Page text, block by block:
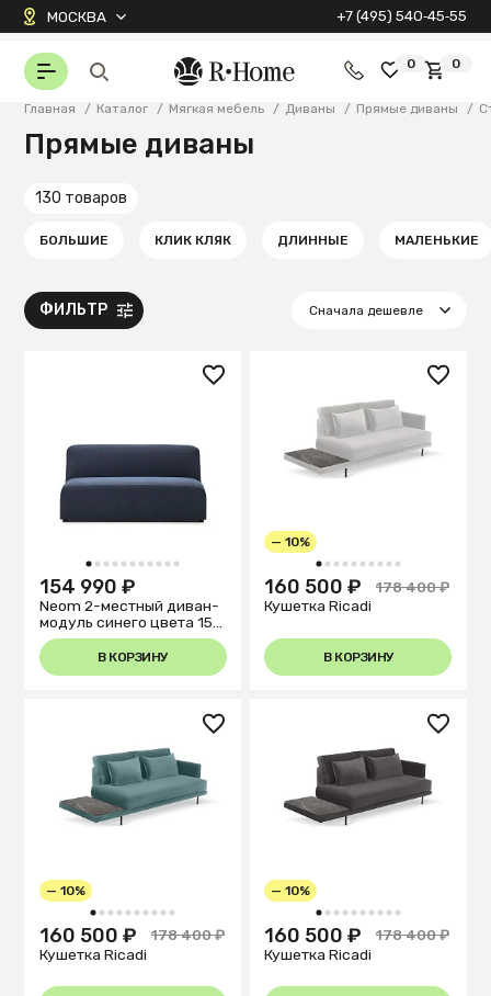
МОСКВА +7 (495) 540‑45‑55
0 0
Главная / Каталог / Мягкая мебель / Диваны / Прямые диваны /
Прямые диваны
130 товаров
БОЛЬШИЕ КЛИК КЛЯК ДЛИННЫЕ МАЛЕНЬКИЕ
ФИЛЬТР
1 2 3 4 5 6 7 8 9 1011
154 990 ₽
Neom 2-местный диван-
модуль синего цвета 150
см
В КОРЗИНУ
1 2 3 4 5 6 7 8 9 10
— 10%
160 500 ₽
178 400 ₽
Кушетка Ricadi
В КОРЗИНУ
1 2 3 4 5 6 7 8 9 10
— 10%
160 500 ₽
178 400 ₽
Кушетка Ricadi
1 2 3 4 5 6 7 8 9 10
— 10%
160 500 ₽
178 400 ₽
Кушетка Ricadi